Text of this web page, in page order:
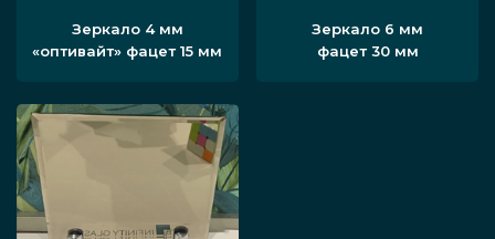
Зеркало 4 мм
«оптивайт» фацет 15 мм
Зеркало 6 мм
фацет 30 мм